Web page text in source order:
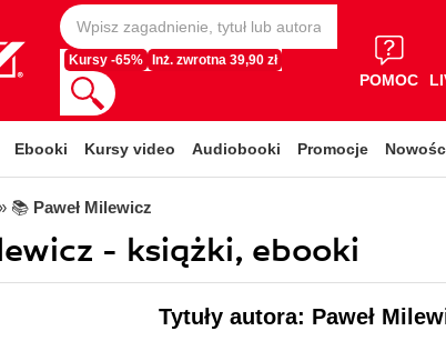
Kursy -65% Inż. zwrotna 39,90 zł
POMOC
Ebooki Kursy video Audiobooki Promocje
📚 Paweł Milewicz
- książki, ebooki
Tytuły autora: Paweł